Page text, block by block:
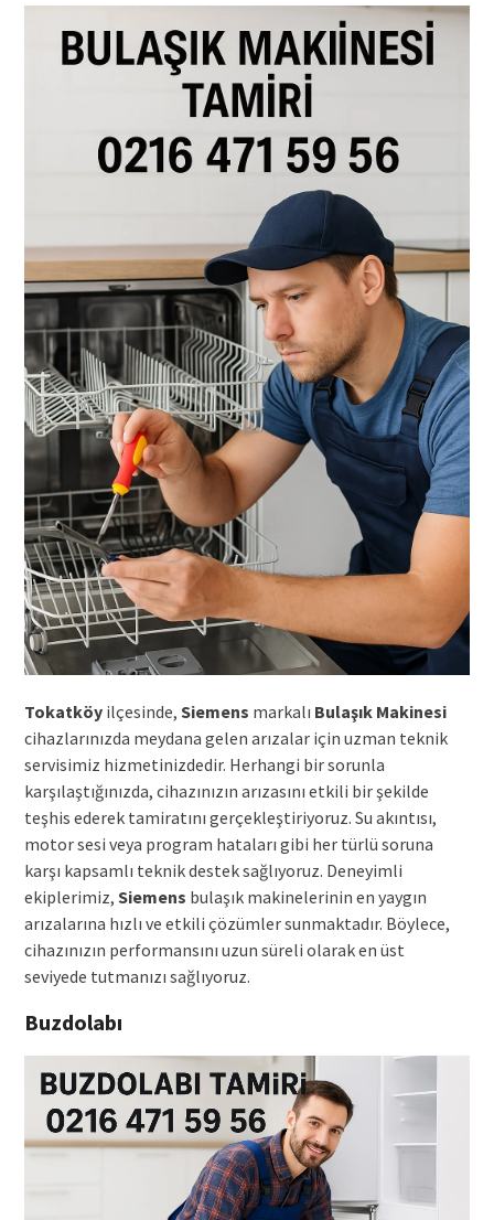
Tokatköyilçesinde, Siemens markalı Bulaşık Makinesi
cihazlarınızda meydana gelen arızalar için uzman teknik
servisimiz hizmetinizdedir. Herhangi bir sorunla
karşılaştığınızda, cihazınızın arızasını etkili bir şekilde
teşhis ederek tamiratını gerçekleştiriyoruz. Su akıntısı,
motor sesi veya program hataları gibi her türlü soruna
karşı kapsamlı teknik destek sağlıyoruz. Deneyimli
ekiplerimiz, Siemens bulaşık makinelerinin en yaygın
arızalarına hızlı ve etkili çözümler sunmaktadır. Böylece,
cihazınızın performansını uzun süreli olarak en üst
seviyede tutmanızı sağlıyoruz.
Buzdolabı